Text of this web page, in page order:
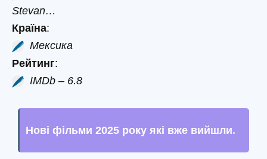
Stevan…
Країна:
Мексика
Рейтинг:
IMDb – 6.8
Нові фільми 2025 року які вже вийшли.